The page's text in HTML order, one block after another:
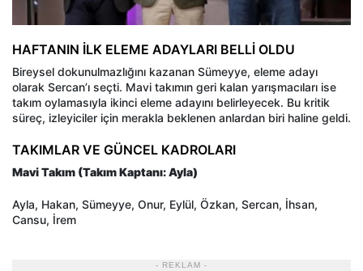
HAFTANIN İLK ELEME ADAYLARI BELLİ OLDU
Bireysel dokunulmazlığını kazanan Sümeyye, eleme adayı
olarak Sercan’ı seçti. Mavi takımın geri kalan yarışmacıları ise
takım oylamasıyla ikinci eleme adayını belirleyecek. Bu kritik
süreç, izleyiciler için merakla beklenen anlardan biri haline geldi.
TAKIMLAR VE GÜNCEL KADROLARI
Mavi Takım (Takım Kaptanı: Ayla)
Ayla, Hakan, Sümeyye, Onur, Eylül, Özkan, Sercan, İhsan,
Cansu, İrem
- REKLAM -